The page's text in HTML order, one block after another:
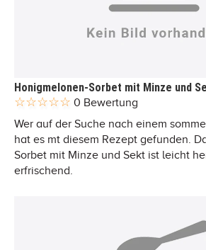
Honigmelonen-Sorbet mit Minze und
0 Bewertung
Wer auf der Suche nach einem
hat es mt diesem Rezept gefunden.
Sorbet mit Minze und Sekt ist leicht
erfrischend.